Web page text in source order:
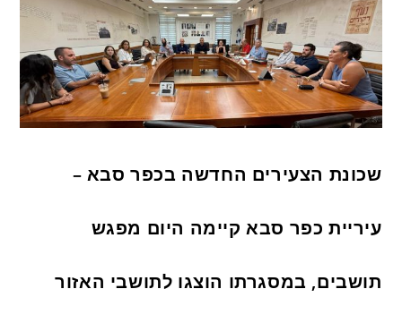
שכונת הצעירים החדשה בכפר סבא –
עיריית כפר סבא קיימה היום מפגש
תושבים, במסגרתו הוצגו לתושבי האזור